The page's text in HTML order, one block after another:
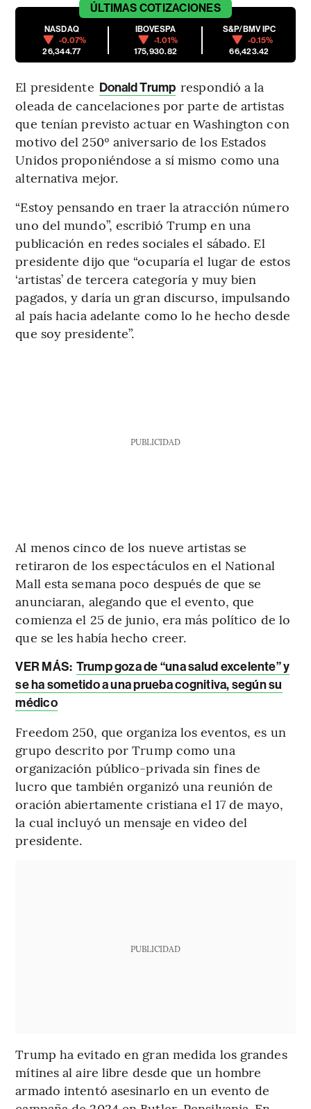
ÚLTIMAS COTIZACIONES
NASDAQ
-0.07%
26,344.77
IBOVESPA
-1.01%
175,930.82
S&P/BMV IPC
-0.15%
66,423.42
El presidente Donald Trump respondió a la
oleada de cancelaciones por parte de artistas
que tenían previsto actuar en Washington con
motivo del 250º aniversario de los Estados
Unidos proponiéndose a sí mismo como una
alternativa mejor.
“Estoy pensando en traer la atracción número
uno del mundo”, escribió Trump en una
publicación en redes sociales el sábado. El
presidente dijo que “ocuparía el lugar de estos
‘artistas’ de tercera categoría y muy bien
pagados, y daría un gran discurso, impulsando
al país hacia adelante como lo he hecho desde
que soy presidente”.
PUBLICIDAD
Al menos cinco de los nueve artistas se
retiraron de los espectáculos en el National
Mall esta semana poco después de que se
anunciaran, alegando que el evento, que
comienza el 25 de junio, era más político de lo
que se les había hecho creer.
VER MÁS: Trump goza de “una salud excelente” y
se ha sometido a una prueba cognitiva, según su
médico
Freedom 250, que organiza los eventos, es un
grupo descrito por Trump como una
organización público-privada sin fines de
lucro que también organizó una reunión de
oración abiertamente cristiana el 17 de mayo,
la cual incluyó un mensaje en video del
presidente.
PUBLICIDAD
Trump ha evitado en gran medida los grandes
mítines al aire libre desde que un hombre
armado intentó asesinarlo en un evento de